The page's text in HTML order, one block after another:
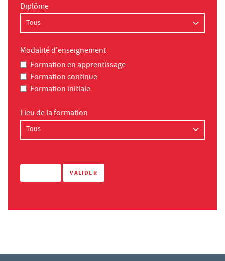
Diplôme
Modalité d'enseignement
Formation en apprentissage
Formation continue
Formation initiale
Lieu de la formation